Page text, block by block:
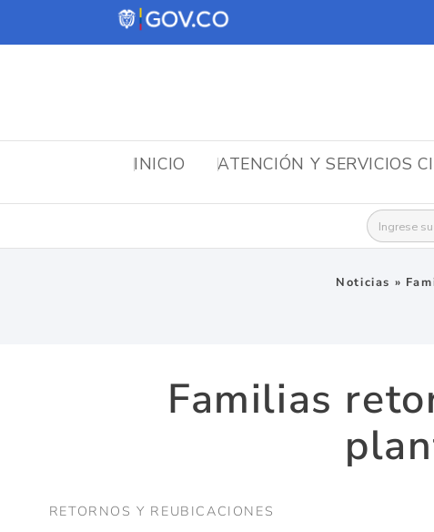
INICIO ATENCIÓN Y SERVICIOS
Buscar:
Noticias »
Familias
RETORNOS Y REUBICACIONES